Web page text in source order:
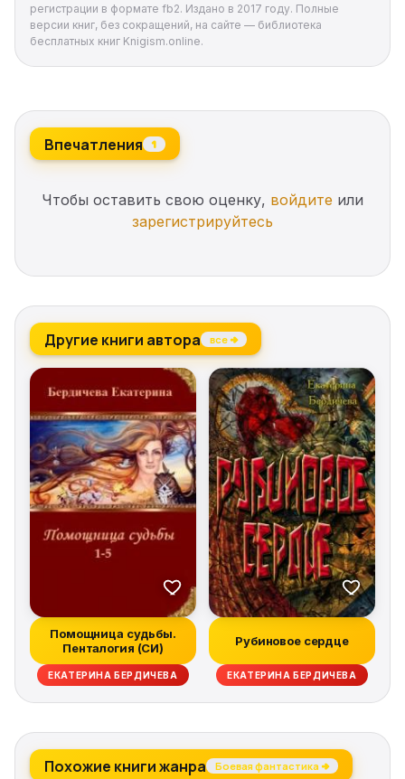
регистрации в формате fb2. Издано в 2017 году. Полные
версии книг, без сокращений, на сайте — библиотека
бесплатных книг Knigism.online.
Впечатления 1
Чтобы оставить свою оценку, войдите или
зарегистрируйтесь
Другие книги автора все →
Помощница судьбы.
Пенталогия (СИ)
ЕКАТЕРИНА БЕРДИЧЕВА
Рубиновое сердце
ЕКАТЕРИНА БЕРДИЧЕВА
Похожие книги жанра Боевая фантастика →